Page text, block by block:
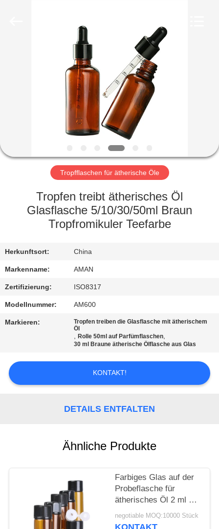
PRODUKTE
VR-
SHOW
ÜBER
UNS
QUALITÄTSKONTROLLE
KONTAKT
MIT
NACHRICHT
ANFORDERN
SITEMAP
PRIVACY
POLICY
Tropfflaschen für ätherische Öle
Tropfen treibt ätherisches Öl
Glasflasche 5/10/30/50ml Braun
Tropfromikuler Teefarbe
Herkunftsort: China
Markenname: AMAN
Zertifizierung: ISO8317
Modellnummer: AM600
Markieren:
Tropfen treiben die Glasflasche mit ätherischem
Öl
,Rolle 50ml auf Parfümflaschen,
30 ml Braune ätherische Ölflasche aus Glas
KONTAKT!
DETAILS ENTFALTEN
Ähnliche Produkte
Farbiges Glas auf der
Probeflasche für
ätherisches Öl 2 ml 3
ml 5 ml
negotiable MOQ:10000 Stück
KONTAKT